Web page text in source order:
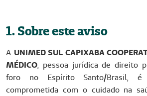
1. Sobre este aviso
A UNIMED SUL CAPIXABA
MÉDICO, pessoa jurídica de direito
foro no Espírito Santo/Brasil, é
comprometida com o cuidado na